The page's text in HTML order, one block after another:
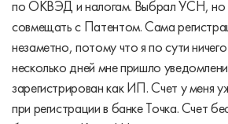
по ОКВЭД и налогам. Выбрал УСН, но
совмещать с Патентом. Сама
незаметно, потому что я по сути
несколько дней мне пришло
зарегистрирован как ИП. Счет у меня
при регистрации в банке Точка. Счет